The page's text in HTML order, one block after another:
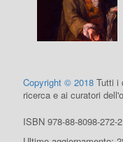
Copyright © 2018 Tutti i
ricerca e ai curatori
ISBN 978-88-8098-272-2